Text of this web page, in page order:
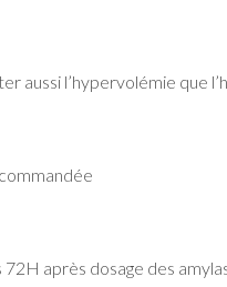
aussi l’hypervolémie que
après dosage des